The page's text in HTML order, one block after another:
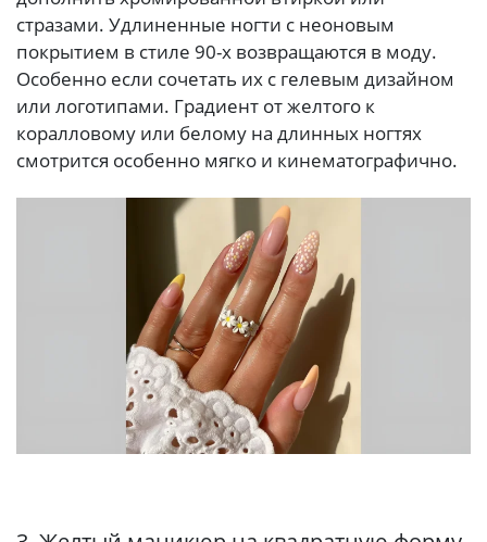
стразами. Удлиненные ногти с неоновым
покрытием в стиле 90-х возвращаются в моду.
Особенно если сочетать их с гелевым дизайном
или логотипами. Градиент от желтого к
коралловому или белому на длинных ногтях
смотрится особенно мягко и кинематографично.